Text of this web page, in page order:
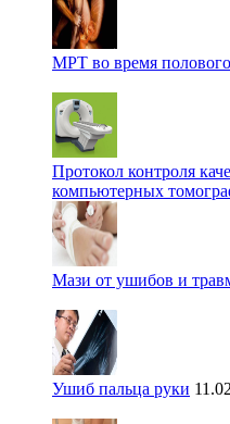
МРТ во время полового
Протокол контроля
компьютерных
Мази от ушибов и
Ушиб пальца руки